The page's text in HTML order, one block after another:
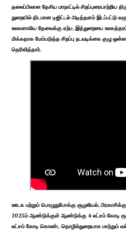
தலைப்பிலான தேசிய மாநாட்டில் சிறப்புரையாற்றிய
துறையில் திடமான டிஜிட்டல் அடித்தளம் இடப்பட்டு
உலகளாவிய தேவைக்கு ஏற்ப, இத்துறையை
மிக்கதாக மேம்படுத்த சிறப்பு நடவடிக்கை குழு
தெரிவித்தார்.
ஊடக மற்றும் பொழுதுபோக்கு சூழலியல்,
2025ம் ஆண்டுக்குள் ஆண்டுக்கு 4 லட்சம் கோடி
லட்சம் கோடி கொண்ட தொழில்துறையாக மாற்றும்